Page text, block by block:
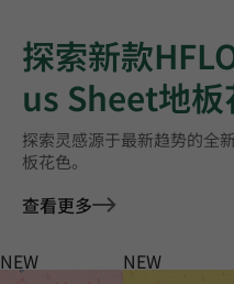
探索新款
us Sheet地板
探索灵感源于最新趋势的全
板花色。
查看更多
NEW NEW